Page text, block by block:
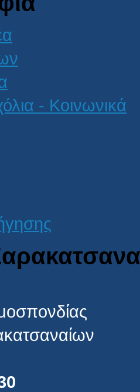
- Κοινωνικά